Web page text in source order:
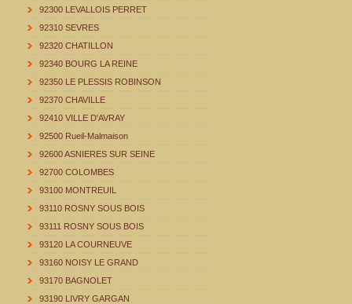
92300 LEVALLOIS PERRET
92310 SEVRES
92320 CHATILLON
92340 BOURG LA REINE
92350 LE PLESSIS ROBINSON
92370 CHAVILLE
92410 VILLE D'AVRAY
92500 Rueil-Malmaison
92600 ASNIERES SUR SEINE
92700 COLOMBES
93100 MONTREUIL
93110 ROSNY SOUS BOIS
93111 ROSNY SOUS BOIS
93120 LA COURNEUVE
93160 NOISY LE GRAND
93170 BAGNOLET
93190 LIVRY GARGAN